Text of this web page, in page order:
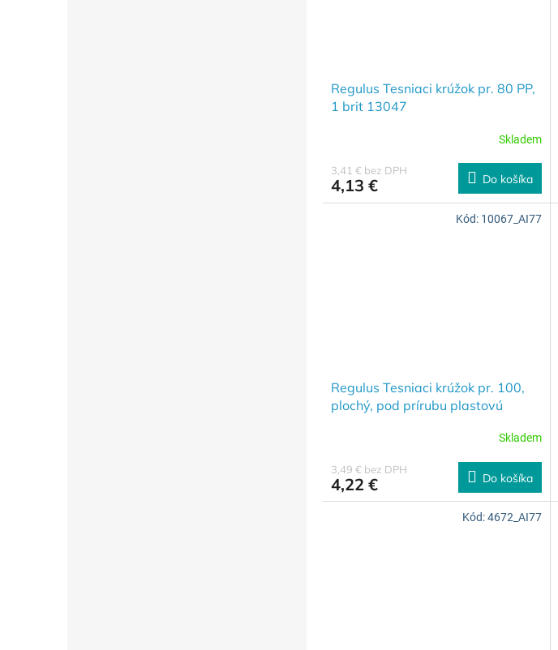
Regulus Tesniaci krúžok pr. 80 PP,
1 brit 13047
Skladem
3,41 € bez DPH
4,13 € Do košíka
Regulus Tesniaci krúžok pr. 100,
plochý, pod prírubu plastovú
Skladem
3,49 € bez DPH
4,22 € Do košíka
Kód: 10067_AI77
Kód:4672_AI77